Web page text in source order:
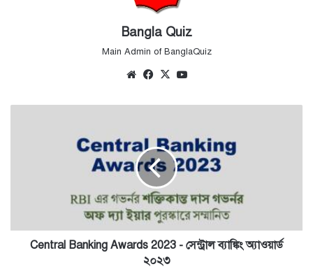
Bangla Quiz
Main Admin of BanglaQuiz
WebsiteFacebook
X
২০২৩
Central Banking Awards 2023 - সেন্ট্রাল ব্যাঙ্কিং অ্যাওয়ার্ড
২০২৩